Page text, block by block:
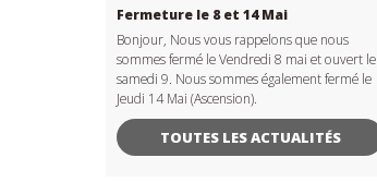
Fermeture le 8 et 14 Mai
Bonjour, Nous vous rappelons que nous
sommes fermé le Vendredi 8 mai et ouvert le
samedi 9. Nous sommes également fermé le
Jeudi 14 Mai (Ascension).
TOUTES LES ACTUALITÉS